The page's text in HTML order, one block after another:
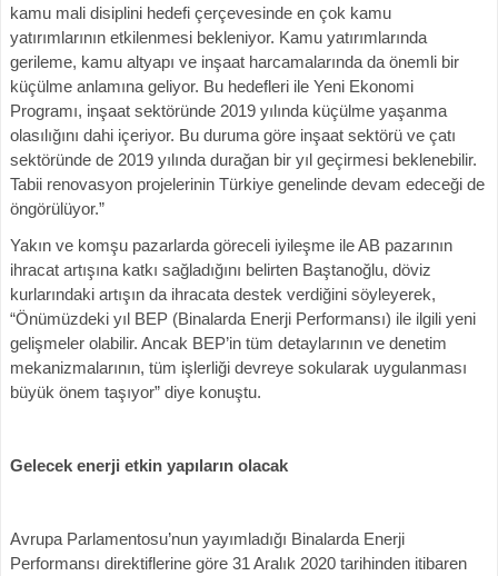
kamu mali disiplini hedefi çerçevesinde en çok kamu
yatırımlarının etkilenmesi bekleniyor. Kamu yatırımlarında
gerileme, kamu altyapı ve inşaat harcamalarında da önemli bir
küçülme anlamına geliyor. Bu hedefleri ile Yeni Ekonomi
Programı, inşaat sektöründe 2019 yılında küçülme yaşanma
olasılığını dahi içeriyor. Bu duruma göre inşaat sektörü ve çatı
sektöründe de 2019 yılında durağan bir yıl geçirmesi beklenebilir.
Tabii renovasyon projelerinin Türkiye genelinde devam edeceği de
öngörülüyor.”
Yakın ve komşu pazarlarda göreceli iyileşme ile AB pazarının
ihracat artışına katkı sağladığını belirten Baştanoğlu, döviz
kurlarındaki artışın da ihracata destek verdiğini söyleyerek,
“Önümüzdeki yıl BEP (Binalarda Enerji Performansı) ile ilgili yeni
gelişmeler olabilir. Ancak BEP’in tüm detaylarının ve denetim
mekanizmalarının, tüm işlerliği devreye sokularak uygulanması
büyük önem taşıyor” diye konuştu.
Gelecek enerji etkin yapıların olacak
Avrupa Parlamentosu’nun yayımladığı Binalarda Enerji
Performansı direktiflerine göre 31 Aralık 2020 tarihinden itibaren